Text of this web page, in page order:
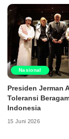
Nasional
Presiden Jerman
Toleransi
Indonesia
15 Juni 2026